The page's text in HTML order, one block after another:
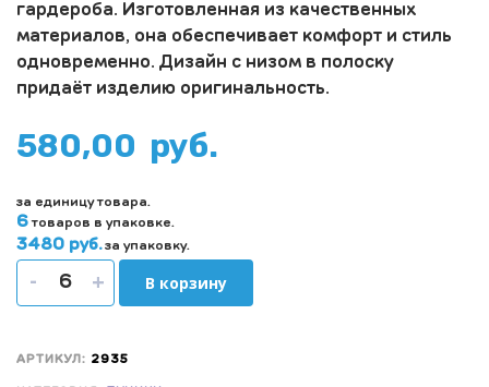
гардероба. Изготовленная из качественных
материалов, она обеспечивает комфорт и стиль
одновременно. Дизайн с низом в полоску
придаёт изделию оригинальность.
580,00 руб.
за единицу товара.
6товаров в упаковке.
3480 руб.за упаковку.
- + В корзину
АРТИКУЛ: 2935